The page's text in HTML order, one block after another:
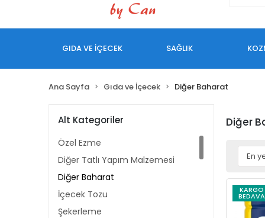
GIDA VE İÇECEK SAĞLIK
Ana Sayfa Gıda ve İçecek Diğer Baharat
Alt Kategoriler
Özel Ezme
Diğer Tatlı Yapım Malzemesi
Diğer Baharat
İçecek Tozu
Şekerleme
Diğer
KARGO
BEDAVA